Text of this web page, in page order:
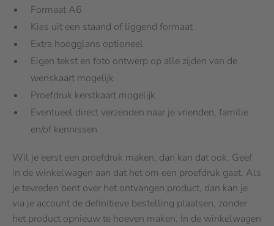
Formaat A6
Kies uit een staand of liggend formaat
Extra hoogglans optioneel
Eigen tekst en foto ontwerp op alle zijden van de
wenskaart mogelijk
Proefdruk kerstkaart mogelijk
Eventueel direct verzenden naar je vrienden, familie
en/of kennissen
Wil je eerst een proefdruk maken, dan kan dat ook. Geef
in de winkelwagen aan dat het om een proefdruk gaat. Als
je tevreden bent over het ontvangen product, dan kan je
via je account de definitieve bestelling plaatsen, zonder
het product opnieuw te hoeven maken. In de winkelwagen